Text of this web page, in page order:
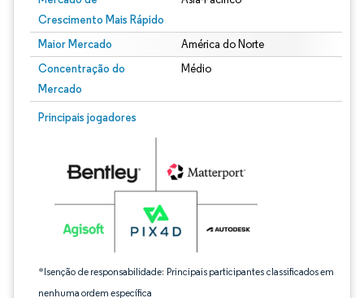
Crescimento Mais Rápido
Maior Mercado América do Norte
Concentração do
Mercado
Médio
Principais jogadores
*Isenção de responsabilidade: Principais participantes classificados em
nenhuma ordem específica
Imagem © Mordor Intelligence. O reuso requer atribuição conforme CC BY 4.0.